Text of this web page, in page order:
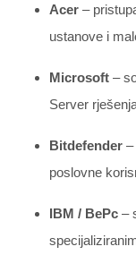
Acer –
ustanove i
Microsoft –
Server
Bitdefender –
poslovne
IBM / BePc –